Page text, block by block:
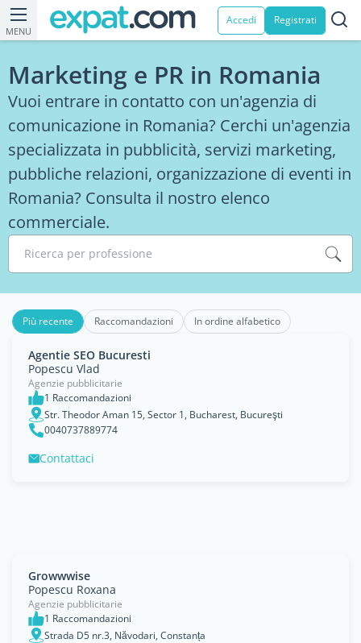
MENU
Accedi Registrati
Marketing e PR in Romania
Vuoi entrare in contatto con un'agenzia di
comunicazione in Romania? Cerchi un'agenzia
specializzata in pubblicità, servizi marketing,
pubbliche relazioni, organizzazione di eventi in
Romania? Consulta il nostro elenco
commerciale.
Ricerca per professione
Più recente Raccomandazioni In ordine alfabetico
Agentie SEO Bucuresti
Popescu Vlad
Agenzie pubblicitarie
1 Raccomandazioni
Str. Theodor Aman 15, Sector 1, Bucharest, Bucureşti
0040737889774
Contattaci
Growwwise
Popescu Roxana
Agenzie pubblicitarie
1 Raccomandazioni
Strada D5 nr.3, Năvodari, Constanța